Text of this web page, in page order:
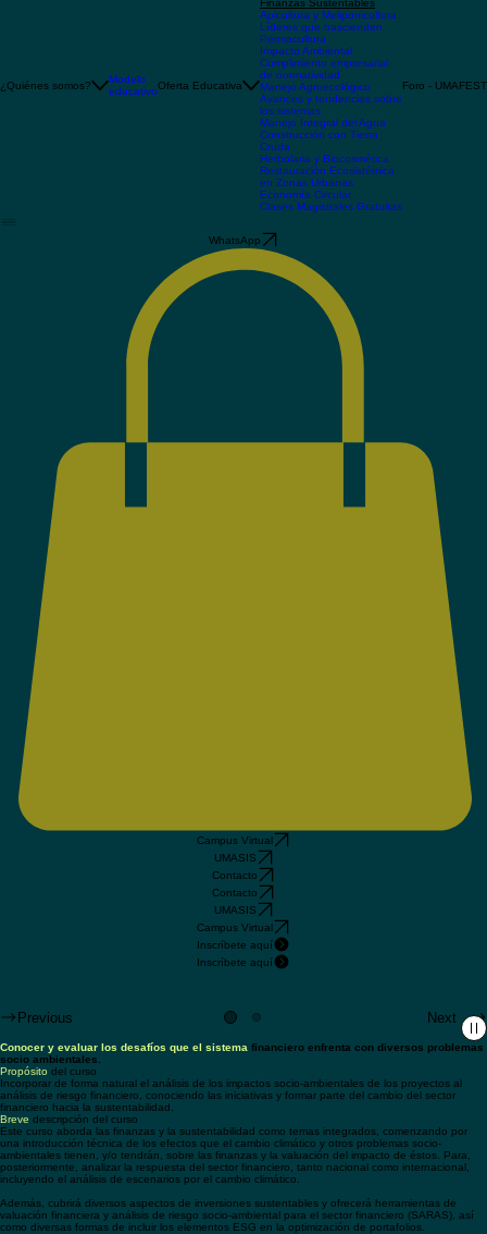
Maestrías
Especialidades
Talleres y Diplomados
Finanzas Sustentables
Apicultura y Meliponicultura
Líderes que trascienden
Permacultura
Impacto Ambiental
Cumplimiento empresarial
de normatividad
Manejo Agroecológico
Avances y tendencias sobre
los sistemas
Manejo Integral del Agua
Construcción con Tierra
Cruda
Herbolaria y Biocosmética
Restauración Ecosistémica
Economía Circular
Clases Magistrales Gratuitas
Campus Virtual
Contacto
Campus Virtual
Previous
Conocer y evaluar los desafíos que el sistema financiero enfrenta con diversos problemas
socio ambientales.
Propósito del curso
Incorporar de forma natural el análisis de los impactos socio-ambientales de los proyectos al
análisis de riesgo financiero, conociendo las iniciativas y formar parte del cambio del sector
financiero hacia la sustentabilidad.
Brevedescripción del curso
Este curso aborda las finanzas y la sustentabilidad como temas integrados, comenzando por
una introducción técnica de los efectos que el cambio climático y otros problemas socio-
ambientales tienen, y/o tendrán, sobre las finanzas y la valuación del impacto de éstos. Para,
posteriormente, analizar la respuesta del sector financiero, tanto nacional como internacional,
incluyendo el análisis de escenarios por el cambio climático.